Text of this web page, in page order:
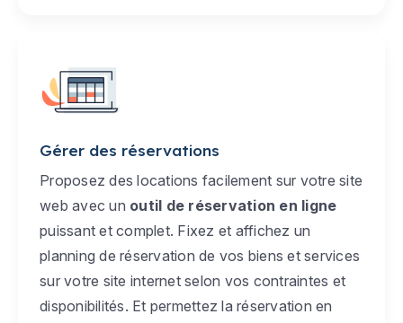
Gérer des réservations
Proposez des locations facilement sur votre site
web avec un outil de réservation en ligne
puissant et complet. Fixez et affichez un
planning de réservation de vos biens et services
sur votre site internet selon vos contraintes et
disponibilités. Et permettez la réservation en